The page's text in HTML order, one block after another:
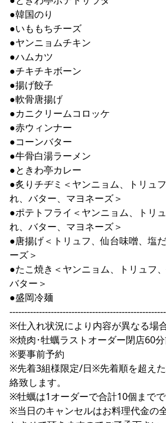
●韓国のり
●いももちチーズ
●ヤンニョムチキン
●ハムカツ
●チキチキボーン
●揚げ餃子
●軟骨唐揚げ
●カニクリームコロッケ
●赤ウィンナー
●コーンバター
●牛骨白湯ラーメン
●ときわ亭カレー
●炙りチヂミ＜ヤンニョム、トリュ
れ、バター、マヨネーズ＞
●ポテトフライ＜ヤンニョム、トリ
れ、バター、マヨネーズ＞
●唐揚げ＜トリュフ、仙台味噌、塩
ーズ＞
●たこ焼き＜ヤンニョム、トリュフ
バター＞
●盛岡冷麺
※仕入れ状況により内容が異なる場
※焼肉･牡蠣ラストオーダー閉店60
※要事前予約
※先着3組様限定/日※先着順を超え
絡致します。
※牡蠣は1オーダーで合計10個までで
※当日のキャンセルはお料理代金の